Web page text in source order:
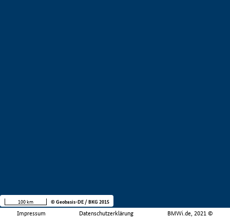
Impressum Datenschutzerklärung BMWi.de, 2021 ©
100 km © Geobasis-DE / BKG 2015